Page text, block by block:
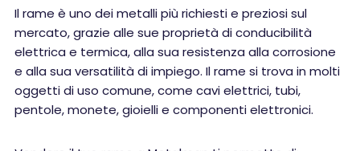
Il rame è uno dei metalli più richiesti e preziosi sul
mercato, grazie alle sue proprietà di conducibilità
elettrica e termica, alla sua resistenza alla corrosione
e alla sua versatilità di impiego. Il rame si trova in molti
oggetti di uso comune, come cavi elettrici, tubi,
pentole, monete, gioielli e componenti elettronici.